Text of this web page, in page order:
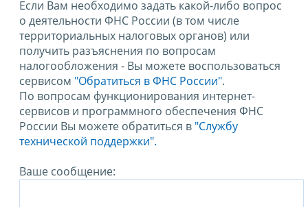
Если Вам необходимо задать какой-либо вопрос
о деятельности ФНС России (в том числе
территориальных налоговых органов) или
получить разъяснения по вопросам
налогообложения - Вы можете воспользоваться
сервисом "Обратиться в ФНС России".
По вопросам функционирования интернет-
сервисов и программного обеспечения ФНС
России Вы можете обратиться в "Службу
технической поддержки".
Ваше сообщение: